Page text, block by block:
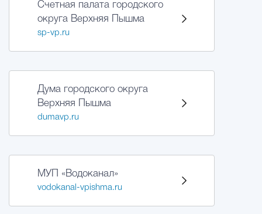
Счетная палата городского
округа Верхняя Пышма
sp-vp.ru
Дума городского округа
Верхняя Пышма
dumavp.ru
МУП «Водоканал»
vodokanal-vpishma.ru